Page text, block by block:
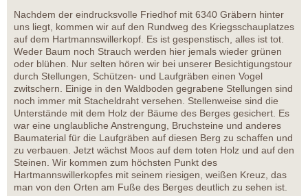
Nachdem der eindrucksvolle Friedhof mit 6340 Gräbern hinter
uns liegt, kommen wir auf den Rundweg des Kriegsschauplatzes
auf dem Hartmannswillerkopf. Es ist gespenstisch, alles ist tot.
Weder Baum noch Strauch werden hier jemals wieder grünen
oder blühen. Nur selten hören wir bei unserer Besichtigungstour
durch Stellungen, Schützen- und Laufgräben einen Vogel
zwitschern. Einige in den Waldboden gegrabene Stellungen sind
noch immer mit Stacheldraht versehen. Stellenweise sind die
Unterstände mit dem Holz der Bäume des Berges gesichert. Es
war eine unglaubliche Anstrengung, Bruchsteine und anderes
Baumaterial für die Laufgräben auf diesen Berg zu schaffen und
zu verbauen. Jetzt wächst Moos auf dem toten Holz und auf den
Steinen. Wir kommen zum höchsten Punkt des
Hartmannswillerkopfes mit seinem riesigen, weißen Kreuz, das
man von den Orten am Fuße des Berges deutlich zu sehen ist.